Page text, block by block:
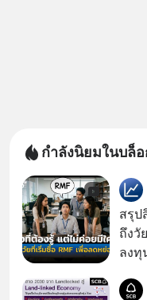
กำลังนิยมในบล็
สรุป
ถึงวั
ลงทุ
ภาษี หลายคนมักได้รับคำแนะนำให้